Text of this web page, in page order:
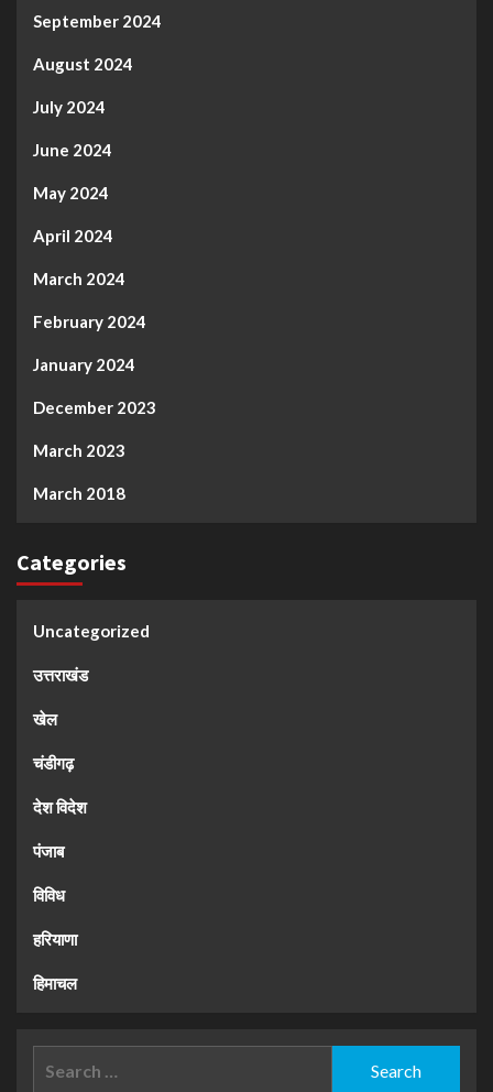
September 2024
August 2024
July 2024
June 2024
May 2024
April 2024
March 2024
February 2024
January 2024
December 2023
March 2023
March 2018
Categories
Uncategorized
उत्तराखंड
खेल
चंडीगढ़
देश विदेश
पंजाब
विविध
हरियाणा
हिमाचल